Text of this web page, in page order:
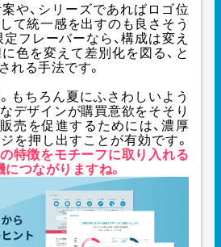
や、シリーズであればロゴ位
て統一感を出すのも良さそう
定フレーバーなら、構成は変え
色を変えて差別化を図る、と
れる手法です。
もちろん夏にふさわしいよう
デザインが購買意欲をそそり
売を促進するためには、濃厚
を押し出すことが有効です。
特徴をモチーフに取り入れる
につながりますね。